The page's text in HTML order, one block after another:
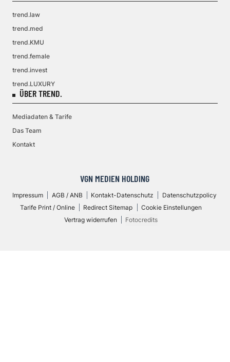
trend.law
trend.med
trend.KMU
trend.female
trend.invest
trend.LUXURY
ÜBER TREND.
Mediadaten & Tarife
Das Team
Kontakt
VGN MEDIEN HOLDING
Impressum AGB / ANB Kontakt-Datenschutz
Datenschutzpolicy
Tarife Print / Online
Redirect Sitemap
Cookie Einstellungen
Vertrag widerrufen
Fotocredits